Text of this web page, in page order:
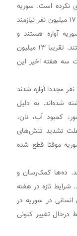
نکرده است. سوریه
یکی از بزرگترین بحران‌های انسانی در دنیا بود. ۱۷ میلیون نفر نیازمند
شهروند سوریه آواره هستند و
میلیون‌ها سوری در دیگر کشورها پناهنده هستند. تقریبا ۱۳ میلیون
سه هفته اخیر این
میلیون‌ها نفر مجددا آواره شدند
دست‌کم ۸۰ کودک کشته شده‌اند. به دلیل
کمبود آب، نان،
تشدید تنش‌های
موقتا قطع شده
ده‌ها کمک‌رسان و
تازه در هفته‌
در سوریه در
درحال تغییر کنونی